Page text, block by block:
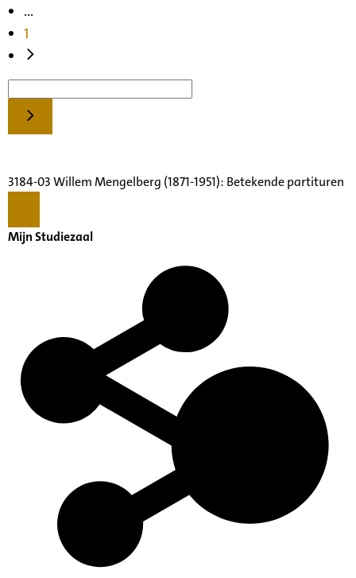
...
1
3184-03 Willem Mengelberg (1871-1951): Betekende partituren
Mijn Studiezaal